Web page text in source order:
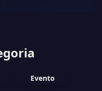
Evento